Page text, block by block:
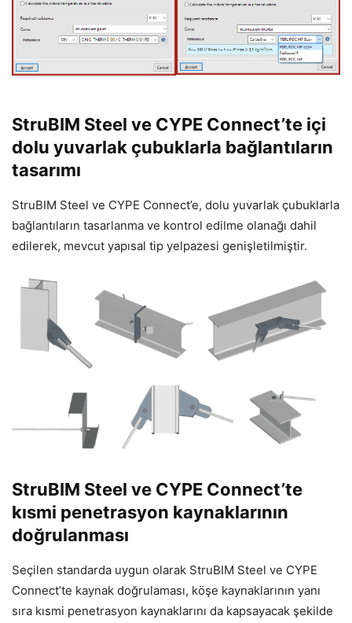
StruBIM Steel ve CYPE Connect’te içi
dolu yuvarlak çubuklarla bağlantıların
tasarımı
StruBIM Steel ve CYPE Connect’e, dolu yuvarlak çubuklarla
bağlantıların tasarlanma ve kontrol edilme olanağı dahil
edilerek, mevcut yapısal tip yelpazesi genişletilmiştir.
StruBIM Steel ve CYPE Connect’te
kısmi penetrasyon kaynaklarının
doğrulanması
Seçilen standarda uygun olarak StruBIM Steel ve CYPE
Connect’te kaynak doğrulaması, köşe kaynaklarının yanı
sıra kısmi penetrasyon kaynaklarını da kapsayacak şekilde